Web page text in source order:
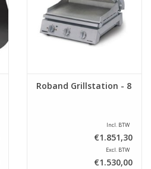
Roband Grillstation - 8
Incl. BTW
€1.851,30
Excl. BTW
€1.530,00